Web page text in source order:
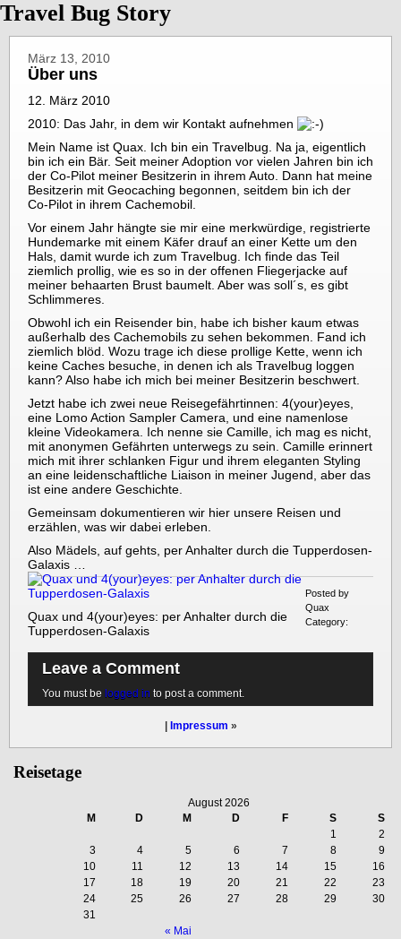
Travel Bug Story
März 13, 2010
Über uns
12. März 2010
2010: Das Jahr, in dem wir Kontakt aufnehmen
Mein Name ist Quax. Ich bin ein Travelbug. Na ja, eigentlich
bin ich ein Bär. Seit meiner Adoption vor vielen Jahren bin ich
der Co-Pilot meiner Besitzerin in ihrem Auto. Dann hat meine
Besitzerin mit Geocaching begonnen, seitdem bin ich der
Co-Pilot in ihrem Cachemobil.
Vor einem Jahr hängte sie mir eine merkwürdige, registrierte
Hundemarke mit einem Käfer drauf an einer Kette um den
Hals, damit wurde ich zum Travelbug. Ich finde das Teil
ziemlich prollig, wie es so in der offenen Fliegerjacke auf
meiner behaarten Brust baumelt. Aber was soll´s, es gibt
Schlimmeres.
Obwohl ich ein Reisender bin, habe ich bisher kaum etwas
außerhalb des Cachemobils zu sehen bekommen. Fand ich
ziemlich blöd. Wozu trage ich diese prollige Kette, wenn ich
keine Caches besuche, in denen ich als Travelbug loggen
kann? Also habe ich mich bei meiner Besitzerin beschwert.
Jetzt habe ich zwei neue Reisegefährtinnen: 4(your)eyes,
eine Lomo Action Sampler Camera, und eine namenlose
kleine Videokamera. Ich nenne sie Camille, ich mag es nicht,
mit anonymen Gefährten unterwegs zu sein. Camille erinnert
mich mit ihrer schlanken Figur und ihrem eleganten Styling
an eine leidenschaftliche Liaison in meiner Jugend, aber das
ist eine andere Geschichte.
Gemeinsam dokumentieren wir hier unsere Reisen und
erzählen, was wir dabei erleben.
Also Mädels, auf gehts, per Anhalter durch die Tupperdosen-
Galaxis …
Quax und 4(your)eyes: per Anhalter durch die
Tupperdosen-Galaxis
Posted by
Quax
Category:
Leave a Comment
You must be logged in to post a comment.
Impressum »
Reisetage
August 2026
M
D M D F S S
« Mai
1
2
3
4 5 6 7 8
9
10
11 12 13 14 15
16
17
18 19 20 21 22
23
24
25 26 27 28 29
30
31